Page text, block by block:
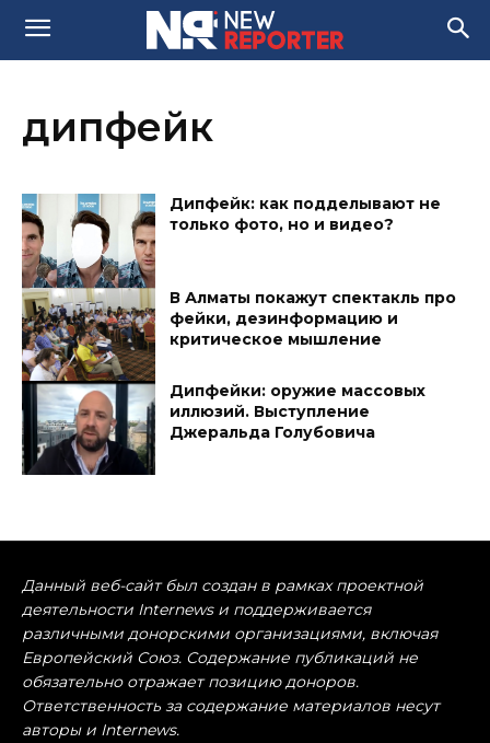
дипфейк
Дипфейк: как подделывают не
только фото, но и видео?
В Алматы покажут спектакль про
фейки, дезинформацию и
критическое мышление
Дипфейки: оружие массовых
иллюзий. Выступление
Джеральда Голубовича
Данный веб-сайт был создан в рамках проектной
деятельности Internews и поддерживается
различными донорскими организациями, включая
Европейский Союз. Содержание публикаций не
обязательно отражает позицию доноров.
Ответственность за содержание материалов несут
авторы и Internews.